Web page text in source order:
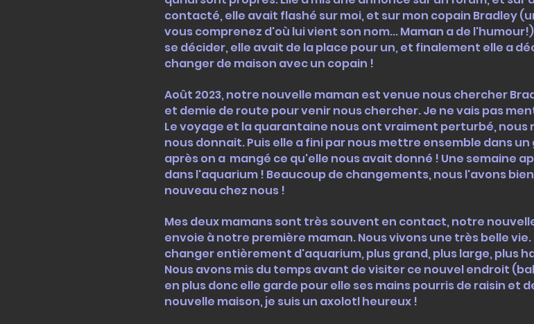
contacté, elle avait flashé sur moi, et sur mon copain Bradley
vous comprenez d'où lui vient son nom... Maman a de
se décider, elle avait de la place pour un, et finalement elle a
changer de maison avec un copain !
Août 2023, notre nouvelle maman est venue nous chercher
et demie de route pour venir nous chercher. Je ne vais pas
Le voyage et la quarantaine nous ont vraiment perturbé, nous
nous donnait. Puis elle a fini par nous mettre ensemble dans
après on a mangé ce qu'elle nous avait donné ! Une semaine
dans l'aquarium ! Beaucoup de changements, nous l'avons
nouveau chez nous !
Mes deux mamans sont très souvent en contact, notre
envoie à notre première maman. Nous vivons une très belle
changer entièrement d'aquarium, plus grand, plus large, plus
Nous avons mis du temps avant de visiter ce nouvel endroit
en plus donc elle garde pour elle ses mains pourris de raisin et
nouvelle maison, je suis un axolotl heureux !